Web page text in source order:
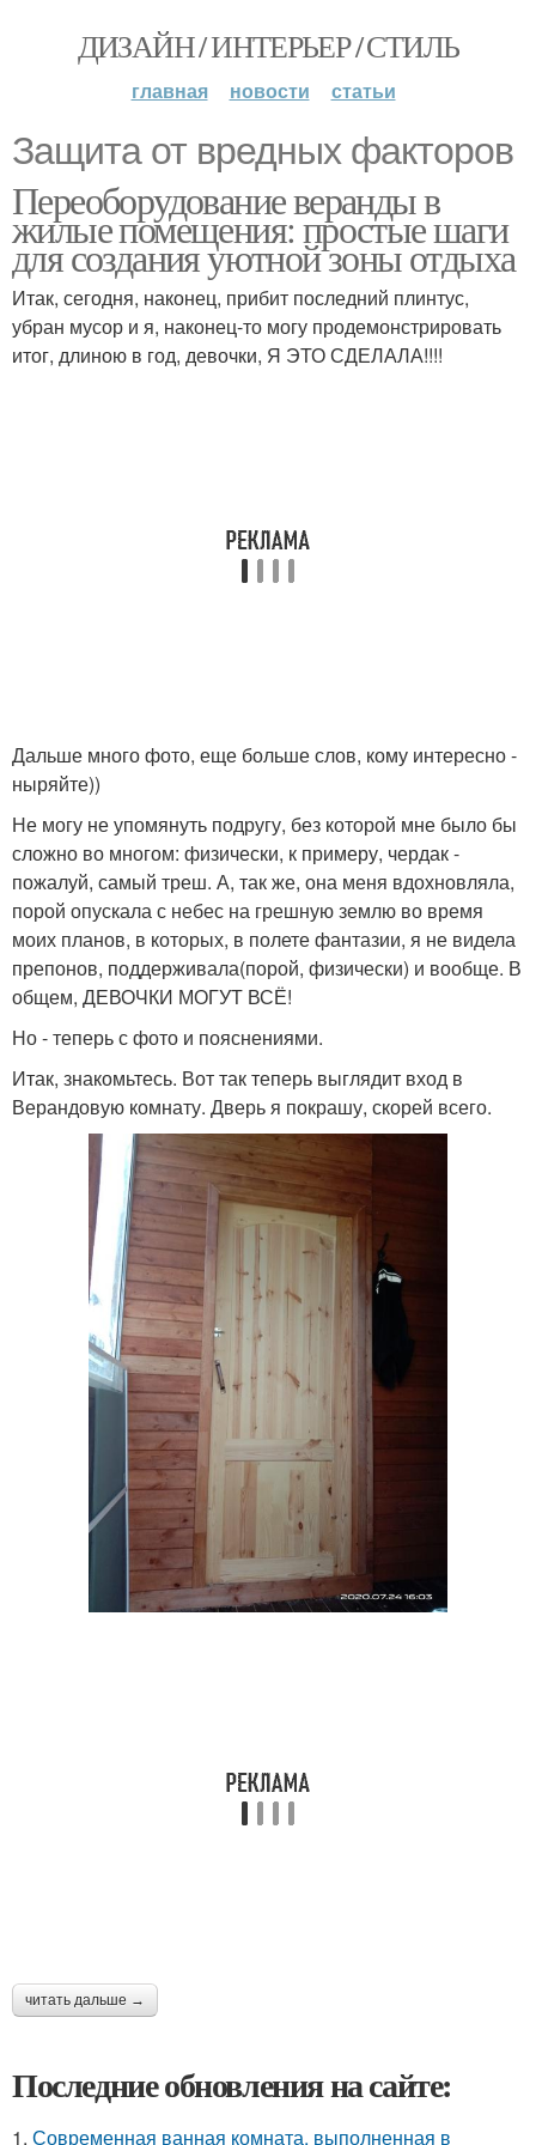
ДИЗАЙН / ИНТЕРЬЕР / СТИЛЬ
главная новости статьи
Защита от вредных факторов
Переоборудование веранды в
жилые помещения: простые шаги
для создания уютной зоны отдыха
Итак, сегодня, наконец, прибит последний плинтус,
убран мусор и я, наконец-то могу продемонстрировать
итог, длиною в год, девочки, Я ЭТО СДЕЛАЛА!!!!
Дальше много фото, еще больше слов, кому интересно -
ныряйте))
Не могу не упомянуть подругу, без которой мне было бы
сложно во многом: физически, к примеру, чердак -
пожалуй, самый треш. А, так же, она меня вдохновляла,
порой опускала с небес на грешную землю во время
моих планов, в которых, в полете фантазии, я не видела
препонов, поддерживала(порой, физически) и вообще. В
общем, ДЕВОЧКИ МОГУТ ВСЁ!
Но - теперь с фото и пояснениями.
Итак, знакомьтесь. Вот так теперь выглядит вход в
Верандовую комнату. Дверь я покрашу, скорей всего.
читать дальше →
Последние обновления на сайте:
1. Современная ванная комната, выполненная в